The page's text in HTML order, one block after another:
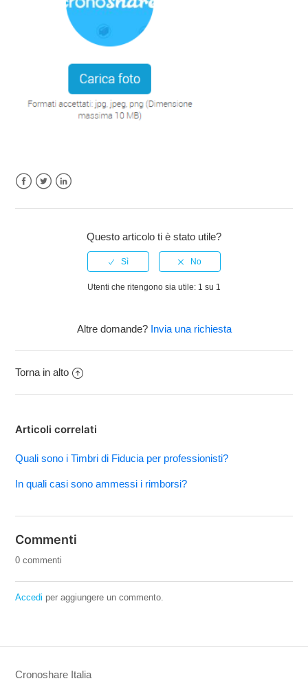
Questo articolo ti è stato utile?
Utenti che ritengono sia utile: 1 su 1
Altre domande? Invia una richiesta
Torna in alto
Articoli correlati
Quali sono i Timbri di Fiducia per professionisti?
In quali casi sono ammessi i rimborsi?
Commenti
0 commenti
Accedi per aggiungere un commento.
Cronoshare Italia